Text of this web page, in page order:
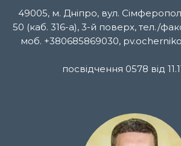
49005, м. Дніпро, вул.
50 (каб. 316-а), 3-й поверх, тел./
моб. +380685869030,
посвідчення 0578 від